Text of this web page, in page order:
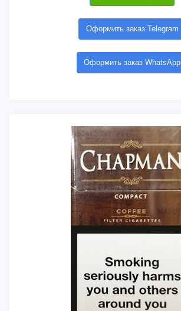
Оформить заказ Telegram
Оформить заказ WhatsApp